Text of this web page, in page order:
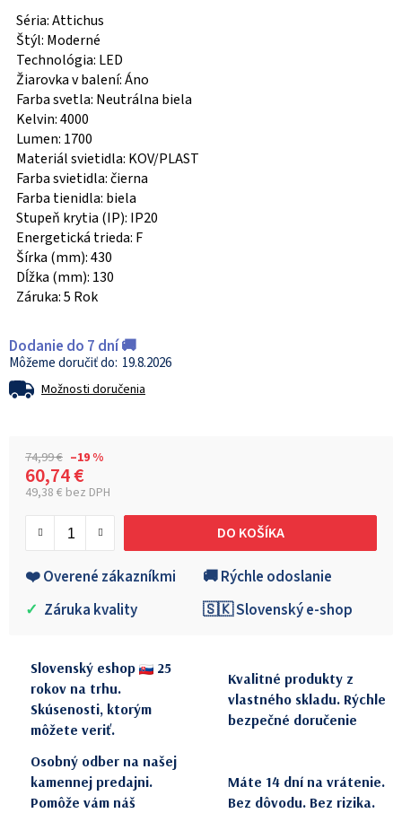
Séria: Attichus
Štýl: Moderné
Technológia: LED
Žiarovka v balení: Áno
Farba svetla: Neutrálna biela
Kelvin: 4000
Lumen: 1700
Materiál svietidla: KOV/PLAST
Farba svietidla: čierna
Farba tienidla: biela
Stupeň krytia (IP): IP20
Energetická trieda: F
Šírka (mm): 430
Dĺžka (mm): 130
Záruka: 5 Rok
Dodanie do 7 dní 🚚
19.8.2026
Možnosti doručenia
74,99 € –19 %
60,74 €
49,38 € bez DPH
DO KOŠÍKA
❤️ Overené zákazníkmi
🚚 Rýchle odoslanie
✓ Záruka kvality 🇸🇰 Slovenský e-shop
Slovenský eshop
25
rokov na trhu.
Skúsenosti, ktorým
môžete veriť.
Kvalitné produkty z
vlastného skladu. Rýchle
bezpečné doručenie
Osobný odber na našej
kamennej predajni.
Pomôže vám náš
Máte 14 dní na vrátenie.
Bez dôvodu. Bez rizika.